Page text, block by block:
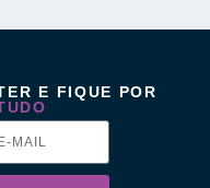
E FIQUE POR